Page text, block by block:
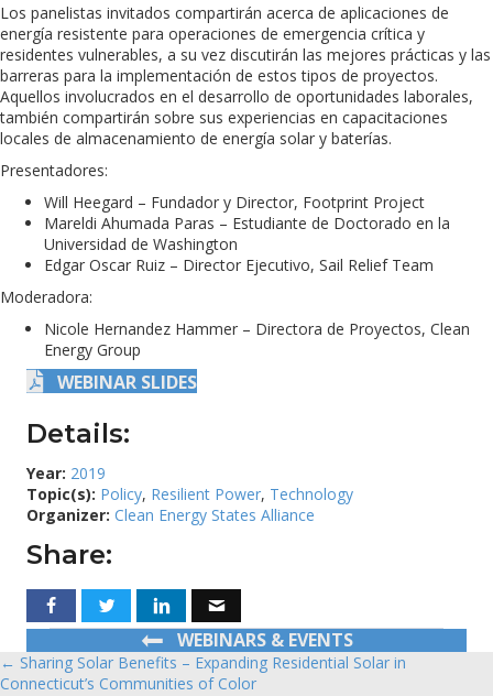
Los panelistas invitados compartirán acerca de aplicaciones de
energía resistente para operaciones de emergencia crítica y
residentes vulnerables, a su vez discutirán las mejores prácticas y las
barreras para la implementación de estos tipos de proyectos.
Aquellos involucrados en el desarrollo de oportunidades laborales,
también compartirán sobre sus experiencias en capacitaciones
locales de almacenamiento de energía solar y baterías.
Presentadores:
Will Heegard – Fundador y Director, Footprint Project
Mareldi Ahumada Paras – Estudiante de Doctorado en la
Universidad de Washington
Edgar Oscar Ruiz – Director Ejecutivo, Sail Relief Team
Moderadora​:
Nicole Hernandez Hammer – Directora de Proyectos, Clean
Energy Group
WEBINAR SLIDES
Details:
Year: 2019
Topic(s): Policy, Resilient Power, Technology
Organizer: Clean Energy States Alliance
Share:
WEBINARS & EVENTS
Posts
← Sharing Solar Benefits – Expanding Residential Solar in
Connecticut’s Communities of Color